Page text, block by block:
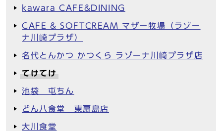
kawara CAFE&DINING
CAFE & SOFTCREAM マザー牧場（ラゾー
ナ川崎プラザ）
名代とんかつ かつくら ラゾーナ川崎プラザ店
てけてけ
池袋 屯ちん
どん八食堂 東扇島店
大川食堂